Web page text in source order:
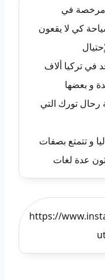
مرخصة في
كي لا يقعون
تركيا ألاف
و بعضها
تورك التي
و تتمتع بصفات
عدة لغات
https://